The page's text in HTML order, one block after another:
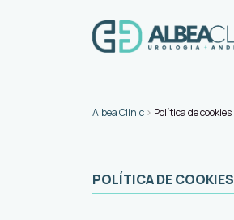
Navegació principal
Albea Clinic > Política de cookies
POLÍTICA DE COOKIES